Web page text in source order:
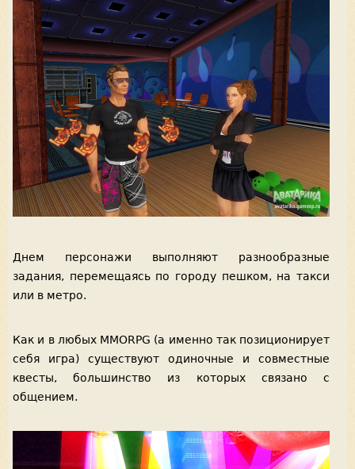
Днем персонажи выполняют разнообразные
задания, перемещаясь по городу пешком, на такси
или в метро.
Как и в любых MMORPG (а именно так позиционирует
себя игра) существуют одиночные и совместные
квесты, большинство из которых связано с
общением.